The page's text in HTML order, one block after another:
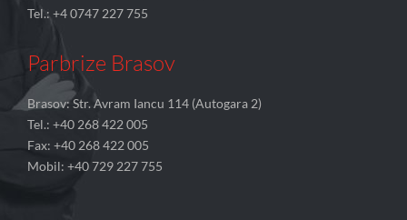
Tel.: +4 0747 227 755
Parbrize Brasov
Brasov: Str. Avram Iancu 114 (Autogara 2)
Tel.: +40 268 422 005
Fax: +40 268 422 005
Mobil: +40 729 227 755